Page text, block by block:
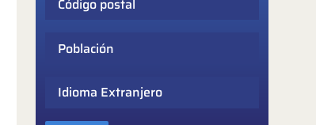
Idioma Extranjero